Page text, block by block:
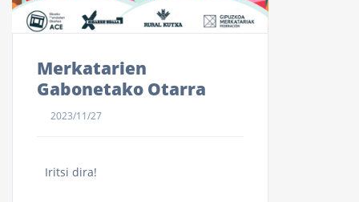
Merkatarien
Gabonetako Otarra
2023/11/27
Iritsi dira!